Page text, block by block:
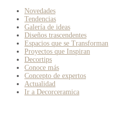
Novedades
Tendencias
Galería de ideas
Diseños trascendentes
Espacios que se Transforman
Proyectos que Inspiran
Decortips
Conoce más
Concepto de expertos
Actualidad
Ir a Decorceramica